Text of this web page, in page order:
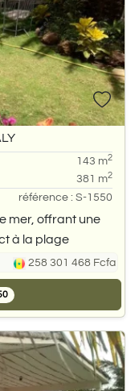
143 m2
381 m2
référence : S-1550
mer, offrant une
à la plage
258 301 468 Fcfa